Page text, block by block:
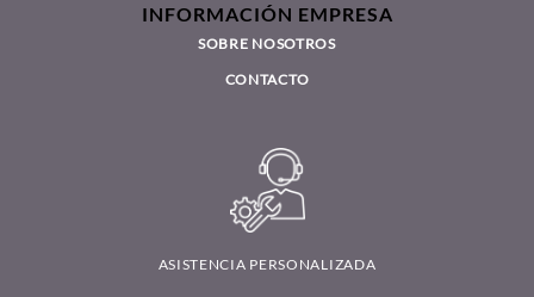
INFORMACIÓN EMPRESA
SOBRE NOSOTROS
CONTACTO
ASISTENCIA PERSONALIZADA